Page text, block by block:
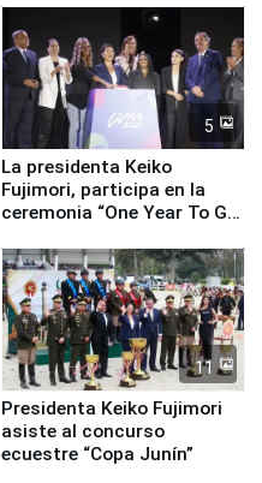
equipamiento para
Serenazgo
5
La presidenta Keiko
Fujimori, participa en la
ceremonia “One Year To Go
11
Presidenta Keiko Fujimori
asiste al concurso
ecuestre “Copa Junín”